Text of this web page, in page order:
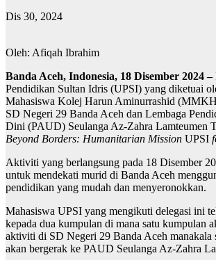
Dis 30, 2024
Oleh: Afiqah Ibrahim
Banda Aceh, Indonesia, 18 Disember 2024 –
Pendidikan Sultan Idris (UPSI) yang diketuai
Mahasiswa Kolej Harun Aminurrashid
SD Negeri 29 Banda Aceh dan Lembaga
Dini (PAUD) Seulanga Az-Zahra Lamteumen
Beyond Borders: Humanitarian Mission UPSI
Aktiviti yang berlangsung pada 18 Disember
untuk mendekati murid di Banda Aceh
pendidikan yang mudah dan menyeronokkan.
Mahasiswa UPSI yang mengikuti delegasi ini
kepada dua kumpulan di mana satu kumpulan
aktiviti di SD Negeri 29 Banda Aceh manakala
akan bergerak ke PAUD Seulanga Az-Zahra